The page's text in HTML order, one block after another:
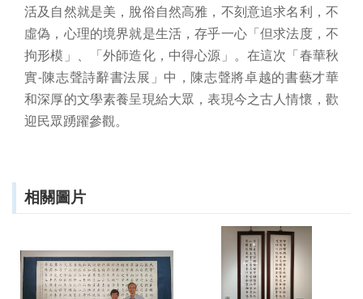
宣
告
資
訊
安
全
著
作
權
明
首
長
活及自然就是美，脫俗自然高雅，不刻意追求名利，不
虛偽，心理的境界就是生活，存乎一心「但求法度，不
拘形模」、「外師造化，中得心源」。在這次「春華秋
實-陳志聲詩辭書法展」中，陳志聲將卓越的書藝才華
和深厚的文學素養呈現給大眾，表現今之古人情懷 ，歡
迎民眾踴躍參觀 。
相關圖片